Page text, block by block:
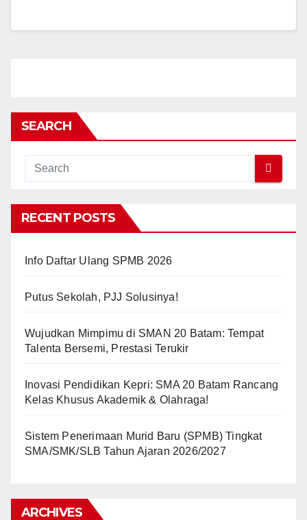
SEARCH
RECENT POSTS
Info Daftar Ulang SPMB 2026
Putus Sekolah, PJJ Solusinya!
Wujudkan Mimpimu di SMAN 20 Batam: Tempat
Talenta Bersemi, Prestasi Terukir
Inovasi Pendidikan Kepri: SMA 20 Batam Rancang
Kelas Khusus Akademik & Olahraga!
Sistem Penerimaan Murid Baru (SPMB) Tingkat
SMA/SMK/SLB Tahun Ajaran 2026/2027
ARCHIVES